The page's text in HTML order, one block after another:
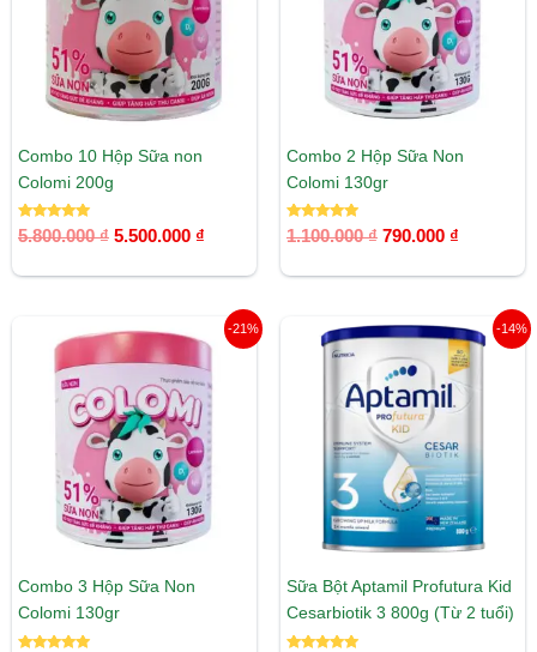
Combo 10 Hộp Sữa non
Colomi 200g
Được xếp
hạng
5.800.000₫ 5.500.000 ₫
Combo 2 Hộp Sữa Non
Colomi 130gr
Được xếp
hạng
1.100.000₫ 790.000 ₫
-21%
Combo 3 Hộp Sữa Non
Colomi 130gr
gốc
là:
1.500.000 ₫.
Giá
hiện
tại
là:
1.185.000 ₫.
-14%
Sữa Bột Aptamil Profutura Kid
Cesarbiotik 3 800g (Từ 2 tuổi)
Giá
là:
705.000 ₫.
Giá
hiện
tại
là:
608.000 ₫.